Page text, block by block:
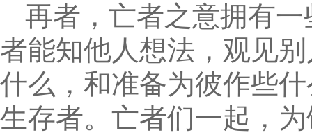
再者，亡者之意拥有
者能知他人想法，观见
什么，和准备为彼作些
生存者。亡者们一起，